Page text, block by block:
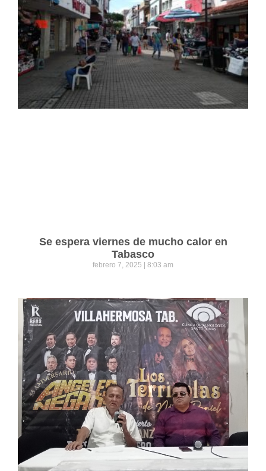
Se espera viernes de mucho calor en
Tabasco
febrero 7, 2025 8:03 am